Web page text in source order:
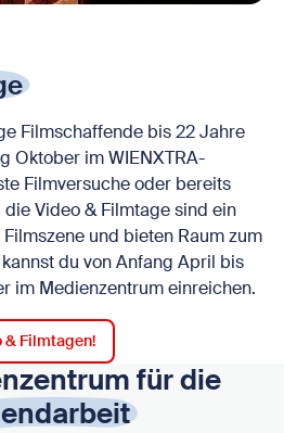
Filmschaffende bis 22 Jahre
Oktober im WIENXTRA-
Filmversuche oder bereits
Video & Filmtage sind ein
und bieten Raum zum
du von Anfang April bis
im Medienzentrum einreichen.
& Filmtagen!
für die